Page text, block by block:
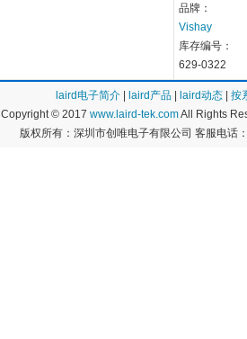
品牌：
Vishay
库存编号：
629-0322
laird电子简介 laird产品 laird动态
按
Copyright © 2017 www.laird-tek.comAll Rights
版权所有：深圳市创唯电子有限公司 客服电话